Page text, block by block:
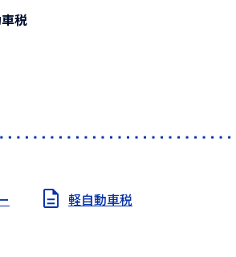
税
軽自動車税